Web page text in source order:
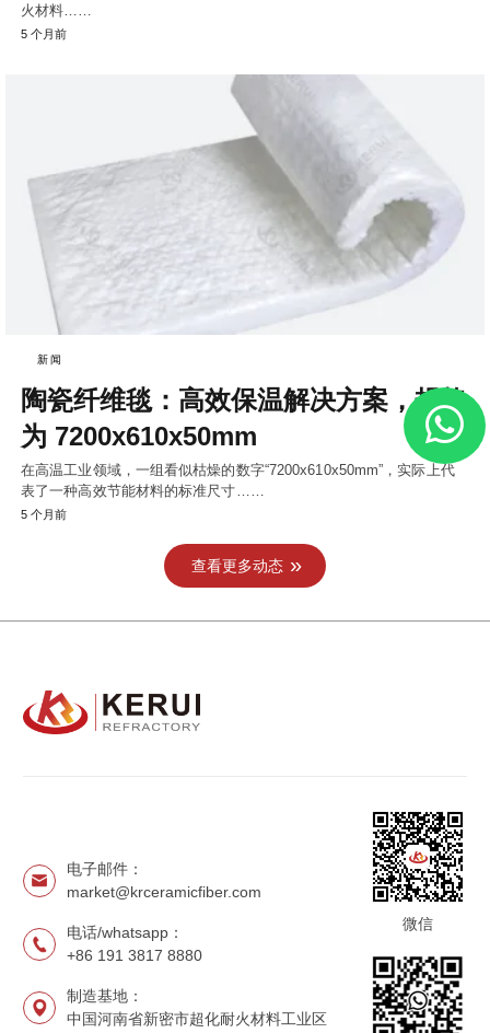
火材料……
5 个月前
新闻
陶瓷纤维毯：高效保温解决方案，规格
为 7200x610x50mm
在高温工业领域，一组看似枯燥的数字“7200x610x50mm”，实际上代
表了一种高效节能材料的标准尺寸……
5 个月前
查看更多动态
电子邮件：
market@krceramicfiber.com
电话/whatsapp：
+86 191 3817 8880
制造基地：
中国河南省新密市超化耐火材料工业区
微信